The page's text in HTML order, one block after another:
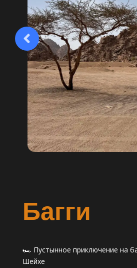
Багги
🏎️ Пустынное приключение на
Шейхе